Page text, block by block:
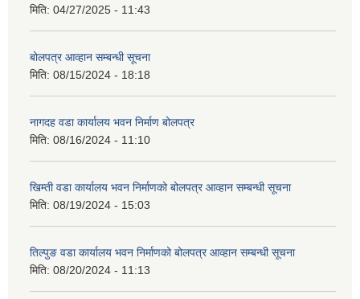
मिति: 04/27/2025 - 11:43
बोलपत्र आव्हान सम्बन्धी सूचना
मिति: 08/15/2024 - 18:18
नागदह वडा कार्यालय भवन निर्माण बोलपत्र
मिति: 08/16/2024 - 11:10
खिम्ती वडा कार्यालय भवन निर्माणको बोलपत्र आव्हान सम्बन्धी सूचना
मिति: 08/19/2024 - 15:03
तिल्पुङ वडा कार्यालय भवन निर्माणको बोलपत्र आव्हान सम्बन्धी सूचना
मिति: 08/20/2024 - 11:13